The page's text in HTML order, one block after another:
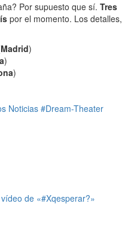
Por supuesto que sí. Tres
por el momento. Los detalles,
Madrid)
)
)
Noticias #Dream-Theater
de «#Xqesperar?»